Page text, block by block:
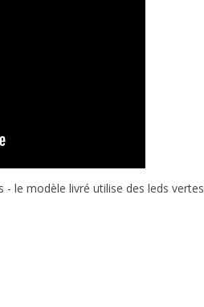
le modèle livré utilise des leds